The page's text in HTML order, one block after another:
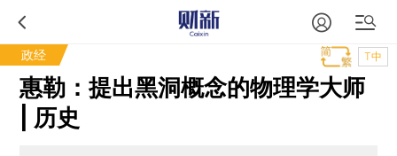
政经 T中
惠勒：提出黑洞概念的物理学大师
| 历史